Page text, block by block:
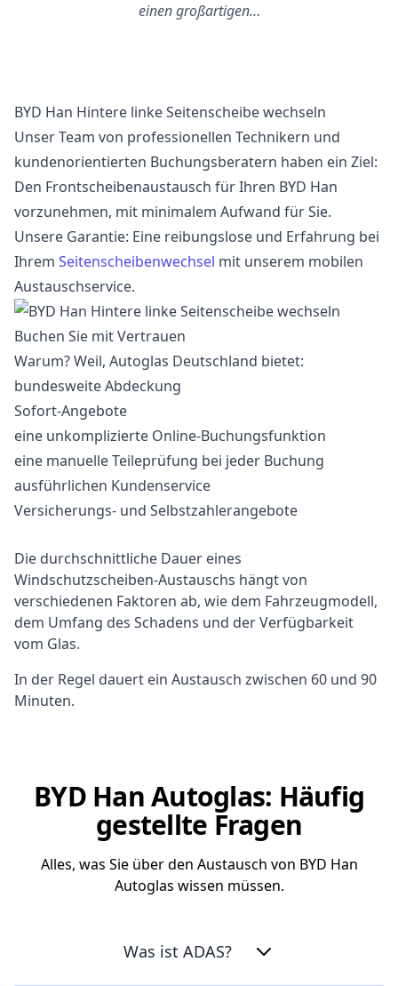
einen großartigen…
BYD Han Hintere linke Seitenscheibe wechseln
Unser Team von professionellen Technikern und
kundenorientierten Buchungsberatern haben ein Ziel:
Den Frontscheibenaustausch für Ihren BYD Han
vorzunehmen, mit minimalem Aufwand für Sie.
Unsere Garantie: Eine reibungslose und Erfahrung bei
Ihrem Seitenscheibenwechsel mit unserem mobilen
Austauschservice.
Buchen Sie mit Vertrauen
Warum? Weil, Autoglas Deutschland bietet:
bundesweite Abdeckung
Sofort-Angebote
eine unkomplizierte Online-Buchungsfunktion
eine manuelle Teileprüfung bei jeder Buchung
ausführlichen Kundenservice
Versicherungs- und Selbstzahlerangebote
Die durchschnittliche Dauer eines
Windschutzscheiben-Austauschs hängt von
verschiedenen Faktoren ab, wie dem Fahrzeugmodell,
dem Umfang des Schadens und der Verfügbarkeit
vom Glas.
In der Regel dauert ein Austausch zwischen 60 und 90
Minuten.
BYD Han Autoglas: Häufig
gestellte Fragen
Alles, was Sie über den Austausch von BYD Han
Autoglas wissen müssen.
Was ist ADAS?